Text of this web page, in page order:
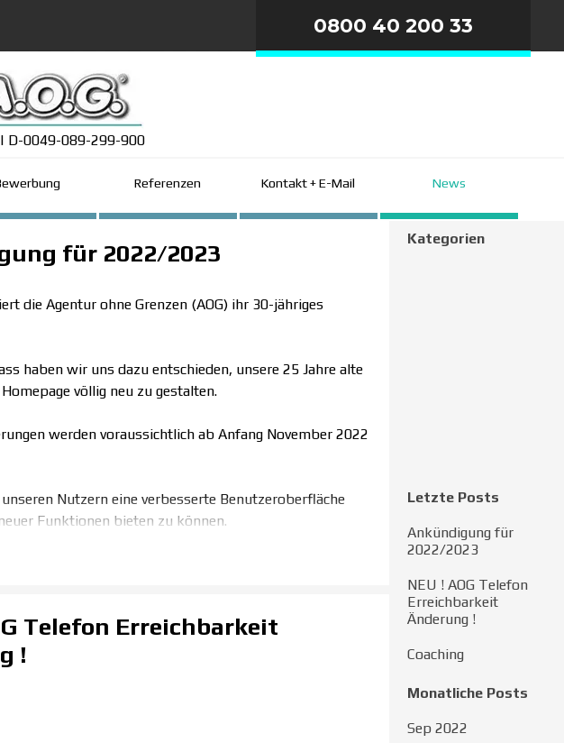
0800 40 200 33
D-0049-089-299-900
Referenzen ▼
Kontakt + E-Mail ▼
News
für 2022/2023
die Agentur ohne Grenzen (AOG) ihr 30-jähriges
haben wir uns dazu entschieden, unsere 25 Jahre alte
völlig neu zu gestalten.
werden voraussichtlich ab Anfang November 2022
Nutzern eine verbesserte Benutzeroberfläche
Funktionen bieten zu können.
Telefon Erreichbarkeit
!
Kategorien
Letzte Posts
Ankündigung für
2022/2023
NEU ! AOG Telefon
Erreichbarkeit
Änderung !
Coaching
Monatliche Posts
Sep 2022